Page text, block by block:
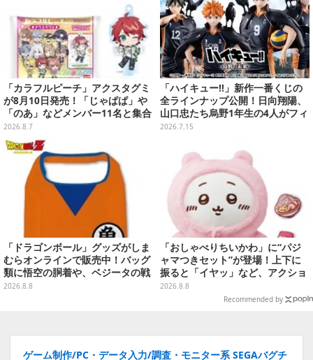
「カラフルピーチ」アクスタグミ
が8月10日発売！「じゃぱぱ」や
「のあ」などメンバー11名と集合
デザイン全15種、ボールチェーン
付きでアクセサリーにも
2026.8.7
「ハイキュー!!」新作一番くじの
全ラインナップ公開！日向翔陽、
山口忠たち烏野1年生の4人がフィ
ギュアで集合
2026.7.15
「ドラゴンボール」グッズがしま
むらオンラインで販売中！バッグ
類に悟空の胴着や、ベジータの戦
闘服を大胆デザイン
2026.8.8
「おしゃべりちいかわ」に“パジ
ャマつきセット”が登場！上下に
振ると「イヤッ」など、アクショ
ンに応じて喋ってくれる
2026.8.8
Recommended by
ゲーム制作/PC・データ入力/調査・モニター系 SEGAバグチ